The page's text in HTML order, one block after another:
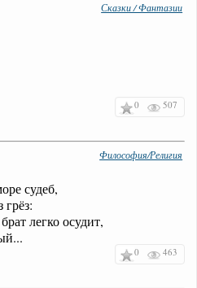
Сказки / Фантазии
0 507
Философия/Религия
судеб,
легко осудит,
0 463